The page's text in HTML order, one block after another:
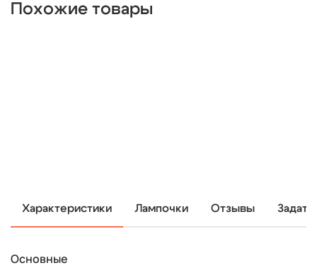
Похожие товары
Характеристики Лампочки Отзывы
Основные